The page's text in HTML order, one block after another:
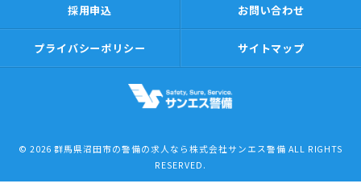
採用申込 お問い合わせ
プライバシーポリシー サイトマップ
© 2026 群馬県沼田市の警備の求人なら株式会社サンエス警備 ALL RIGHTS
RESERVED.